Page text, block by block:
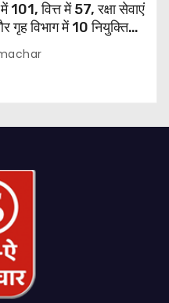
वित्त में 57, रक्षा सेवाएं
विभाग में 10 नियुक्तियां